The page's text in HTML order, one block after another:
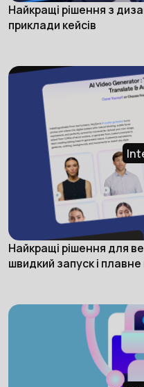
Найкращі рішення з
приклади кейсів
Найкращі рішення для
швидкий запуск і